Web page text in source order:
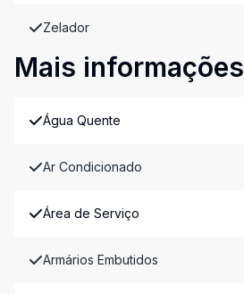
Zelador
Mais informações
Água Quente
Ar Condicionado
Área de Serviço
Armários Embutidos